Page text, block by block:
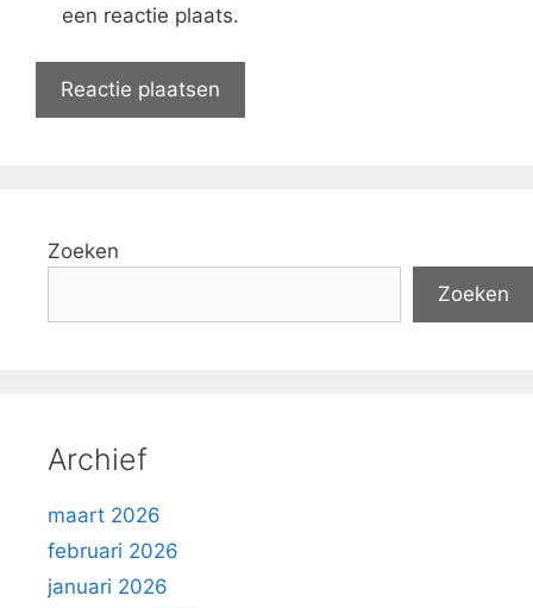
een reactie plaats.
Zoeken
Zoeken
Archief
maart 2026
februari 2026
januari 2026